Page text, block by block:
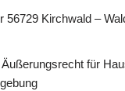
56729 Kirchwald –
für